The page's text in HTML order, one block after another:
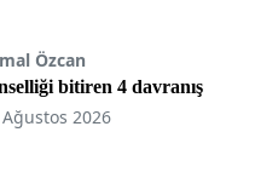
Özcan
bitiren 4 davranış
2026